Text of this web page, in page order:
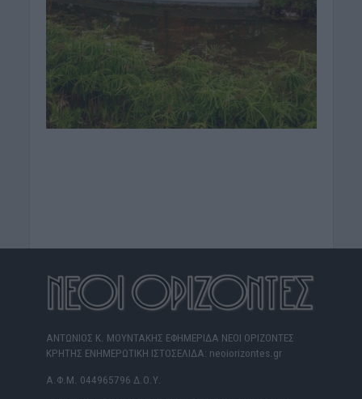
ΑΝΤΩΝΙΟΣ Κ. ΜΟΥΝΤΑΚΗΣ ΕΦΗΜΕΡΙΔΑ ΝΕΟΙ ΟΡΙΖΟΝΤΕΣ
ΚΡΗΤΗΣ ΕΝΗΜΕΡΩΤΙΚΗ ΙΣΤΟΣΕΛΙΔΑ: neoiorizontes.gr
Α.Φ.Μ. 044965796 Δ.Ο.Υ.